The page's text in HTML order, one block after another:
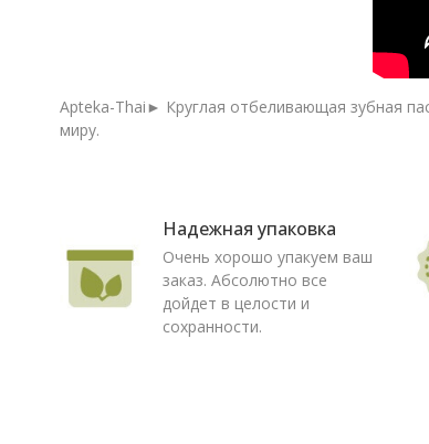
Apteka-Thai► Круглая отбеливающая зубная
миру.
Надежная упаковка
Очень хорошо упакуем ваш
заказ. Абсолютно все
дойдет в целости и
сохранности.